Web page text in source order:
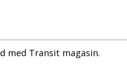
med Transit magasin.